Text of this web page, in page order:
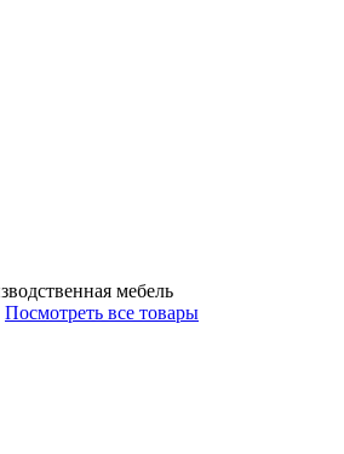
мебель
Посмотреть все товары